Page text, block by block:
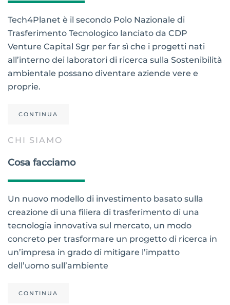
Tech4Planet è il secondo Polo Nazionale di
Trasferimento Tecnologico lanciato da CDP
Venture Capital Sgr per far sì che i progetti nati
all’interno dei laboratori di ricerca sulla Sostenibilità
ambientale possano diventare aziende vere e
proprie.
CONTINUA
CHI SIAMO
Cosa facciamo
Un nuovo modello di investimento basato sulla
creazione di una filiera di trasferimento di una
tecnologia innovativa sul mercato, un modo
concreto per trasformare un progetto di ricerca in
un’impresa in grado di mitigare l’impatto
dell’uomo sull’ambiente
CONTINUA